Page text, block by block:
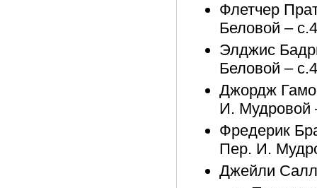
Флетчер
Беловой –
Элджис
Беловой –
Джордж
И. Мудровой
Фредерик
Пер. И.
Джейли